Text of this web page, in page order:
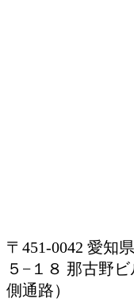
〒451-0042 愛知
５−１８ 那古野
側通路）